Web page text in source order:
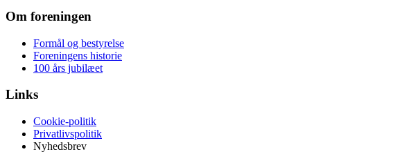
Om foreningen
Formål og bestyrelse
Foreningens historie
100 års jubilæet
Links
Cookie-politik
Privatlivspolitik
Nyhedsbrev